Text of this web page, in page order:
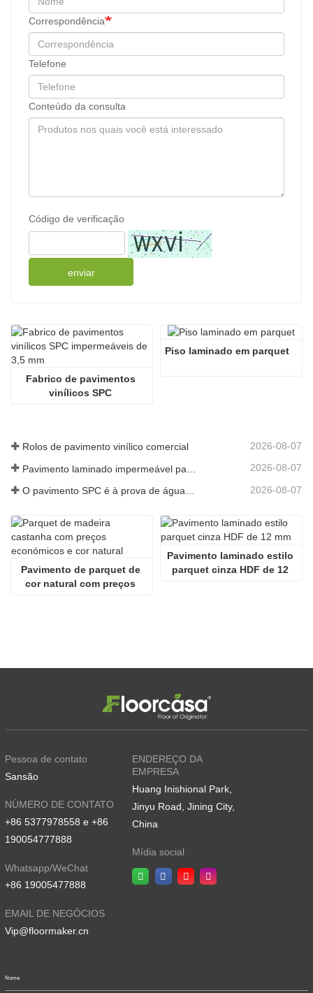
Correspondência
Telefone
Conteúdo da consulta
Código de verificação
enviar
Fabrico de pavimentos
vinílicos SPC
Piso laminado em parquet
Rolos de pavimento vinílico comercial 2026-08-07
2026-08-07
2026-08-07
Pavimento de parquet de
cor natural com preços
Pavimento laminado estilo
parquet cinza HDF de 12
Pessoa de contato
Sansão
NÚMERO DE CONTATO
+86 5377978558 e +86
190054777888
Whatsapp/WeChat
+86 19005477888
EMAIL DE NEGÓCIOS
Vip@floormaker.cn
ENDEREÇO DA
EMPRESA
Huang Inishional Park,
Jinyu Road, Jining City,
China
Mídia social